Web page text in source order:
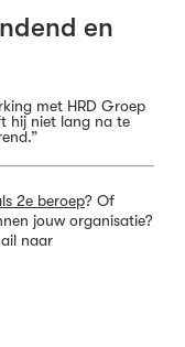
en
met HRD Groep
hij niet lang na te
2e beroep? Of
jouw organisatie?
naar